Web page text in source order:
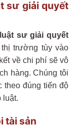
sư giải quyết
sư giải quyết
trường tùy vào
về chi phí sẽ vô
hàng. Chúng tôi
theo đúng tiến độ
luật.
tài sản